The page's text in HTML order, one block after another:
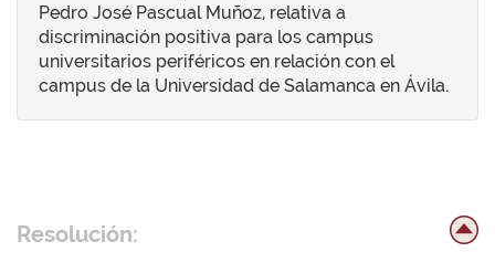
Pedro José Pascual Muñoz, relativa a
discriminación positiva para los campus
universitarios periféricos en relación con el
campus de la Universidad de Salamanca en Ávila.
Resolución: